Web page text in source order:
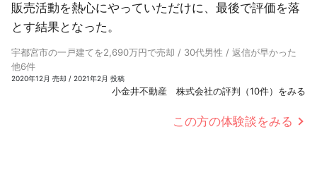
販売活動を熱心にやっていただけに、最後で評価を落
とす結果となった。
宇都宮市の一戸建てを2,690万円で売却 / 30代男性 / 返信が早かった
他6件
2020年12月 売却 / 2021年2月 投稿
小金井不動産 株式会社の評判（10件）をみる
この方の体験談をみる